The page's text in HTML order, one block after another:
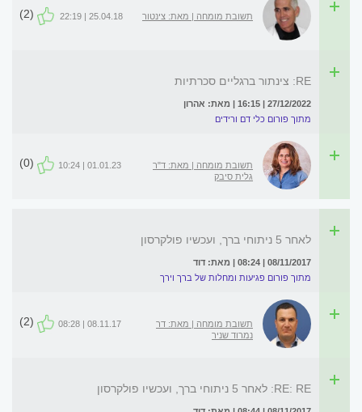
תשובת מומחה | מאת: צינטור 25.04.18 | 22:19
(2)
RE: צינתור ברגליים סכרתיות
27/12/2022 | 16:15 | מאת: אהרון
מתוך פורום כלי דם ורידים
תשובת מומחה | מאת: ד"ר
גלית סיבק
01.01.23 | 10:24
(0)
לאחר 5 ניתוחי ברך, ועכשיו פולקרסון
08/11/2017 | 08:24 | מאת: דוד
מתוך פורום פגיעות ומחלות של ברך וירך
תשובת מומחה | מאת: דר
נמרוד שניר
08.11.17 | 08:28
(2)
RE: RE: לאחר 5 ניתוחי ברך, ועכשיו פולקרסון